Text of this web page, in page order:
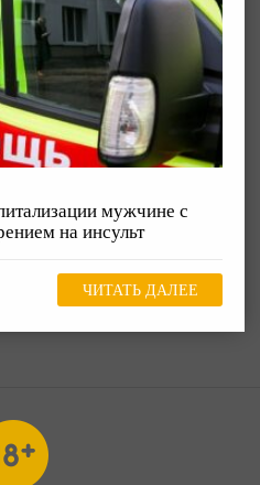
мужчине с
на инсульт
ЧИТАТЬ ДАЛЕЕ